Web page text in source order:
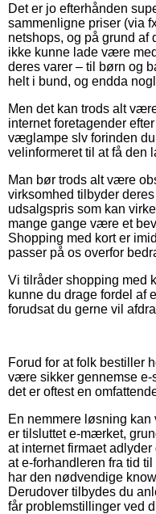
Det er jo efterhånden
sammenligne priser (via
netshops, og på grund af
ikke kunne lade være
deres varer – til børn og
helt i bund, og endda
Men det kan trods alt
internet foretagender
væglampe slv forinden
velinformeret til at få den
Man bør trods alt være
virksomhed tilbyder
udsalgspris som kan
mange gange være et
Shopping med kort er
passer på os overfor
Vi tilråder shopping med
kunne du drage fordel af
forudsat du gerne vil
Forud for at folk bestiller
være sikker gennemse e-
det er oftest en
En nemmere løsning
er tilsluttet e-mærket,
at internet firmaet
at e-forhandleren fra tid
har den nødvendige
Derudover tilbydes du
får problemstillinger ved